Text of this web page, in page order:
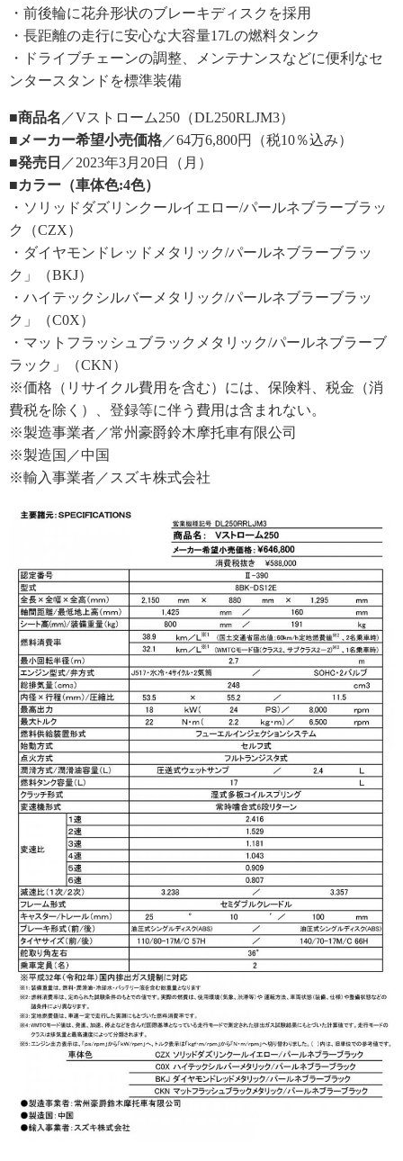
・前後輪に花弁形状のブレーキディスクを採用
・長距離の走行に安心な大容量17Lの燃料タンク
・ドライブチェーンの調整、メンテナンスなどに便利なセ
ンタースタンドを標準装備
■商品名 ／Vストローム250（DL250RLJM3）
■メーカー希望小売価格／64万6,800円（税10％込み）
■発売日 ／2023年3月20日（月）
■カラー（車体色:4色）
・ソリッドダズリンクールイエロー/パールネブラーブラッ
ク（CZX）
・ダイヤモンドレッドメタリック/パールネブラーブラッ
ク」（BKJ）
・ハイテックシルバーメタリック/パールネブラーブラッ
ク」（C0X）
・マットフラッシュブラックメタリック/パールネブラーブ
ラック」（CKN）
※価格（リサイクル費用を含む）には、保険料、税金（消
費税を除く）、登録等に伴う費用は含まれない。
※製造事業者／常州豪爵鈴木摩托車有限公司
※製造国／中国
※輸入事業者／スズキ株式会社